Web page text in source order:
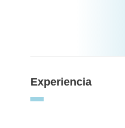
Experiencia